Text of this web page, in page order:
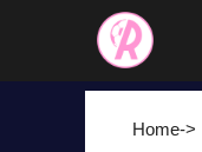
contenuto
Home->